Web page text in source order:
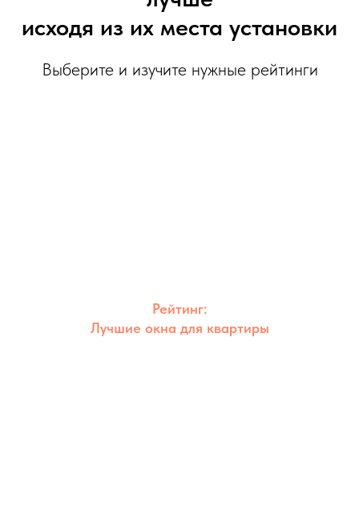
исходя из их места установки
Выберите и изучите нужные рейтинги
Рейтинг:
Лучшие окна для квартиры